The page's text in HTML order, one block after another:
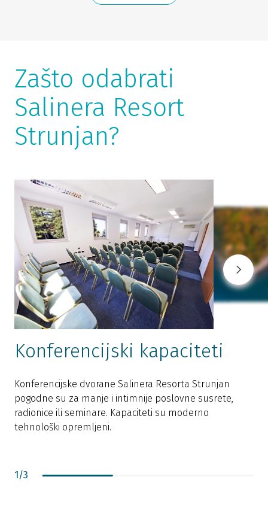
Zašto odabrati
Salinera Resort
Strunjan?
Konferencijski kapaciteti
Konferencijske dvorane Salinera Resorta Strunjan
pogodne su za manje i intimnije poslovne susrete,
radionice ili seminare. Kapaciteti su moderno
tehnološki opremljeni.
1 /3